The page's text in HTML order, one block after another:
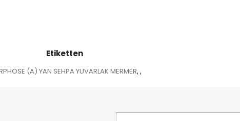
Etiketten
(A) YAN SEHPA YUVARLAK MERMER, ,